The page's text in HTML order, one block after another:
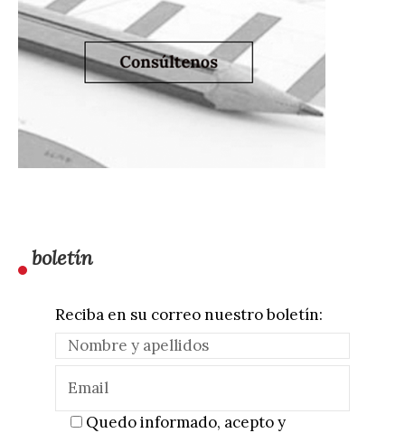
boletín
Reciba en su correo nuestro boletín:
Quedo informado, acepto y